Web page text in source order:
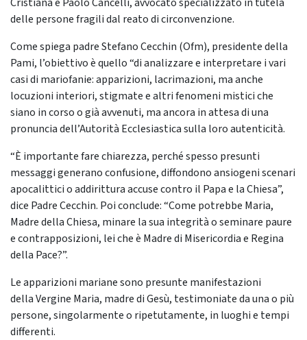
delle persone fragili dal reato di circonvenzione.
Come spiega padre Stefano Cecchin (Ofm), presidente della
Pami, l’obiettivo è quello “di analizzare e interpretare i vari
casi di mariofanie: apparizioni, lacrimazioni, ma anche
locuzioni interiori, stigmate e altri fenomeni mistici che
siano in corso o già avvenuti, ma ancora in attesa di una
pronuncia dell’Autorità Ecclesiastica sulla loro autenticità.
“È importante fare chiarezza, perché spesso presunti
messaggi generano confusione, diffondono ansiogeni scenari
apocalittici o addirittura accuse contro il Papa e la Chiesa”,
dice Padre Cecchin. Poi conclude: “Come potrebbe Maria,
Madre della Chiesa, minare la sua integrità o seminare paure
e contrapposizioni, lei che è Madre di Misericordia e Regina
della Pace?”.
Le apparizioni mariane sono presunte manifestazioni
della Vergine Maria, madre di Gesù, testimoniate da una o più
persone, singolarmente o ripetutamente, in luoghi e tempi
differenti.